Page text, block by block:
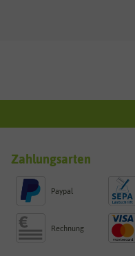
Zahlungsarten
Paypal
Rechnung